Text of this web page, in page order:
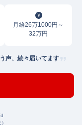
月給26万1000円～
32万円
声、続々届いてます